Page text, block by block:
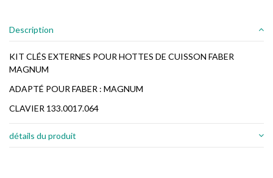
Description
KIT CLÉS EXTERNES POUR HOTTES DE CUISSON FABER
MAGNUM
ADAPTÉ POUR FABER : MAGNUM
CLAVIER 133.0017.064
détails du produit